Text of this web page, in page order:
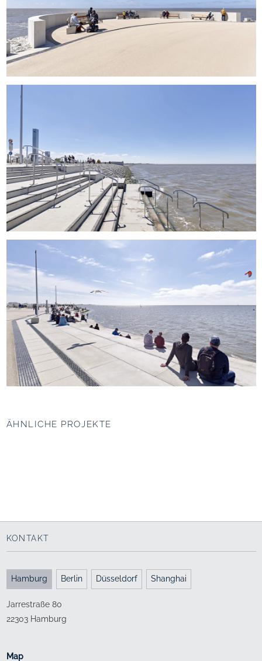
ÄHNLICHE PROJEKTE
KONTAKT
Hamburg Berlin Düsseldorf Shanghai
Jarrestraße 80
22303 Hamburg
Map